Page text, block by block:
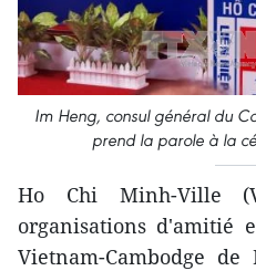
Im Heng, consul général du
prend la parole à la
Ho Chi Minh-Ville
organisations d'amitié
Vietnam-Cambodge